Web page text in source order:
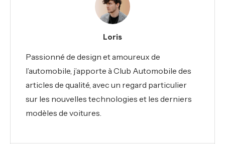
Loris
Passionné de design et amoureux de
l’automobile, j’apporte à Club Automobile des
articles de qualité, avec un regard particulier
sur les nouvelles technologies et les derniers
modèles de voitures.